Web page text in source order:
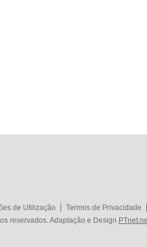
de Utilização Termos de Privacidade
reservados. Adaptação e Design